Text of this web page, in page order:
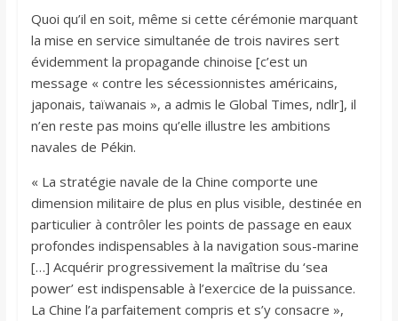
Quoi qu’il en soit, même si cette cérémonie marquant
la mise en service simultanée de trois navires sert
évidemment la propagande chinoise [c’est un
message « contre les sécessionnistes américains,
japonais, taïwanais », a admis le Global Times, ndlr], il
n’en reste pas moins qu’elle illustre les ambitions
navales de Pékin.
« La stratégie navale de la Chine comporte une
dimension militaire de plus en plus visible, destinée en
particulier à contrôler les points de passage en eaux
profondes indispensables à la navigation sous-marine
[…] Acquérir progressivement la maîtrise du ‘sea
power’ est indispensable à l’exercice de la puissance.
La Chine l’a parfaitement compris et s’y consacre »,